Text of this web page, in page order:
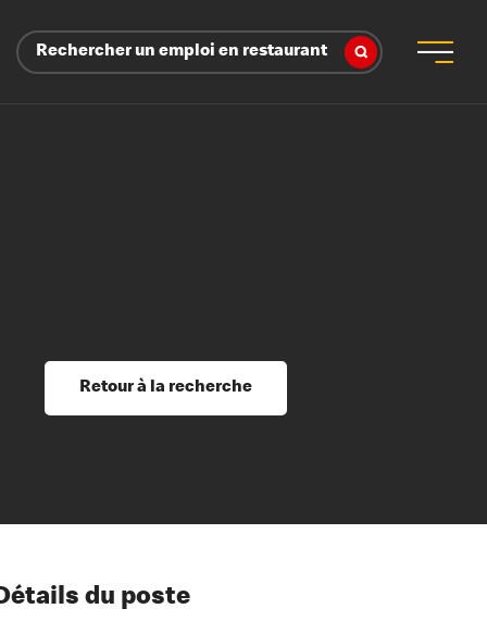
Rechercher un emploi en restaurant
et perfectionnement
du savoir
à l’égard de nos employés
directeurs
Retour à la recherche
du poste